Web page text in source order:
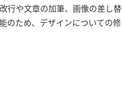
行や文章の加筆、画像の差し替
のため、デザインについての修